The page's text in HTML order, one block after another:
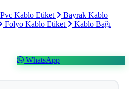
Pvc Kablo Etiket
Bayrak Kablo
Folyo Kablo Etiket
Kablo Bağı
WhatsApp